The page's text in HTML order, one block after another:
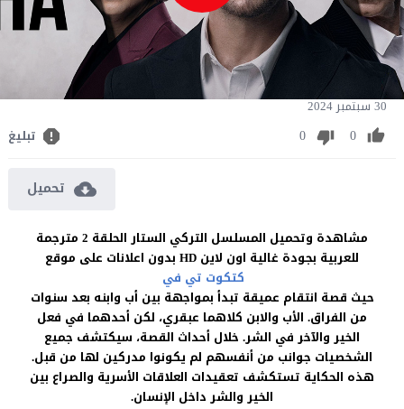
30 سبتمبر 2024
0
0 تبليغ
تحميل
مشاهدة وتحميل المسلسل التركي الستار الحلقة 2 مترجمة
للعربية بجودة غالية اون لاين HD بدون اعلانات على موقع
كتكوت تي في
حيث قصة انتقام عميقة تبدأ بمواجهة بين أب وابنه بعد سنوات
من الفراق. الأب والابن كلاهما عبقري، لكن أحدهما في فعل
الخير والآخر في الشر. خلال أحداث القصة، سيكتشف جميع
الشخصيات جوانب من أنفسهم لم يكونوا مدركين لها من قبل.
هذه الحكاية تستكشف تعقيدات العلاقات الأسرية والصراع بين
الخير والشر داخل الإنسان.